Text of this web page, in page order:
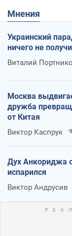
Мнения
Украинский
ничего не
Виталий
Москва
дружба
от Китая
Виктор Каспрук
Дух Анкориджа
испарился
Виктор Андрусив